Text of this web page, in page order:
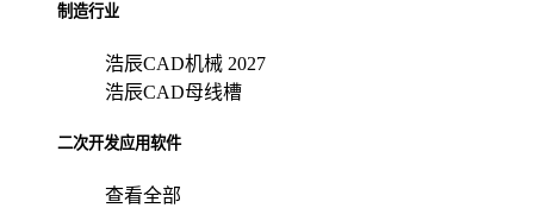
制造行业
浩辰CAD机械 2027
浩辰CAD母线槽
二次开发应用软件
查看全部